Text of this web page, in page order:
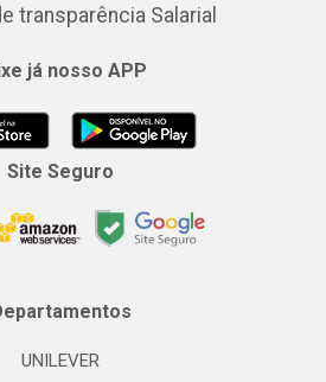
transparência Salarial
já nosso APP
Site Seguro
UNILEVER